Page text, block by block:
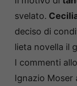
svelato.
deciso di
lieta novella il
I commenti
Ignazio Moser